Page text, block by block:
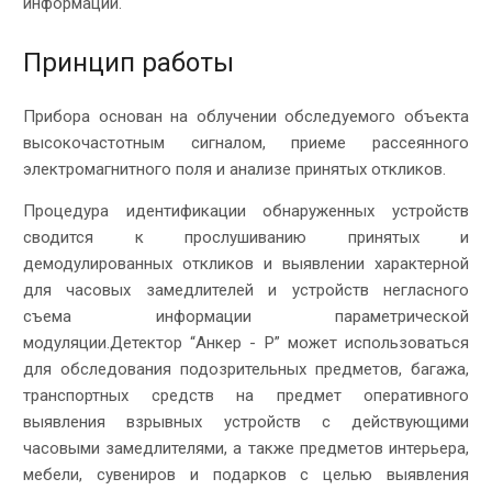
Принцип работы
Прибора основан на облучении обследуемого объекта
высокочастотным сигналом, приеме рассеянного
электромагнитного поля и анализе принятых откликов.
Процедура идентификации обнаруженных устройств
сводится к прослушиванию принятых и
демодулированных откликов и выявлении характерной
для часовых замедлителей и устройств негласного
съема информации параметрической
модуляции.Детектор “Анкер - Р” может использоваться
для обследования подозрительных предметов, багажа,
транспортных средств на предмет оперативного
выявления взрывных устройств с действующими
часовыми замедлителями, а также предметов интерьера,
мебели, сувениров и подарков с целью выявления